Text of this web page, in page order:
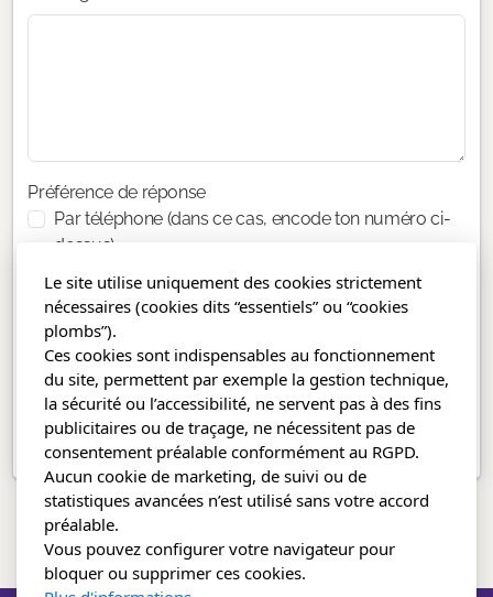
Préférence de réponse
Par téléphone (dans ce cas, encode ton numéro ci-
dessus)
Par e-mail
Code de confirmation
Envoyer le message
Le site utilise uniquement des cookies strictement
nécessaires (cookies dits “essentiels” ou “cookies
plombs”).
Ces cookies sont indispensables au fonctionnement
du site, permettent par exemple la gestion technique,
la sécurité ou l’accessibilité, ne servent pas à des fins
publicitaires ou de traçage, ne nécessitent pas de
consentement préalable conformément au RGPD.
Aucun cookie de marketing, de suivi ou de
statistiques avancées n’est utilisé sans votre accord
préalable.
Vous pouvez configurer votre navigateur pour
bloquer ou supprimer ces cookies.